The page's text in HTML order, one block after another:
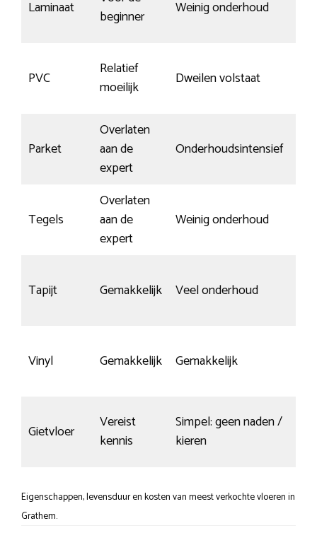
Laminaat
beginner
Weinig onderhoud
PVC
Relatief
moeilijk
Dweilen volstaat
Parket
Overlaten
aan de
expert
Onderhoudsintensief
Tegels
Overlaten
aan de
expert
Weinig onderhoud
Tapijt Gemakkelijk Veel onderhoud
Vinyl Gemakkelijk Gemakkelijk
Gietvloer
Vereist
kennis
Simpel: geen naden /
kieren
Eigenschappen, levensduur en kosten van meest verkochte vloeren in
Grathem.